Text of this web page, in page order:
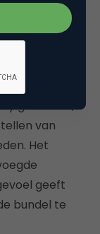
zich
op de een
goederen,
van
Het
geeft
bundel te